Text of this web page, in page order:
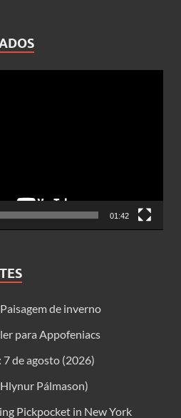
01:42
de inverno
para Appofeniacs
de agosto (2026)
Pálmason)
Pickpocket in New York